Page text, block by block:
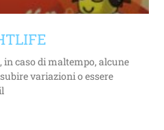
in caso di maltempo, alcune
variazioni o essere